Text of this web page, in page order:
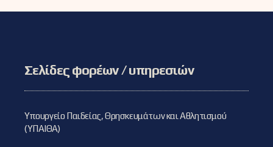
Σελίδες φορέων / υπηρεσιών
Υπουργείο Παιδείας, Θρησκευμάτων και Αθλητισμού
(ΥΠΑΙΘΑ)